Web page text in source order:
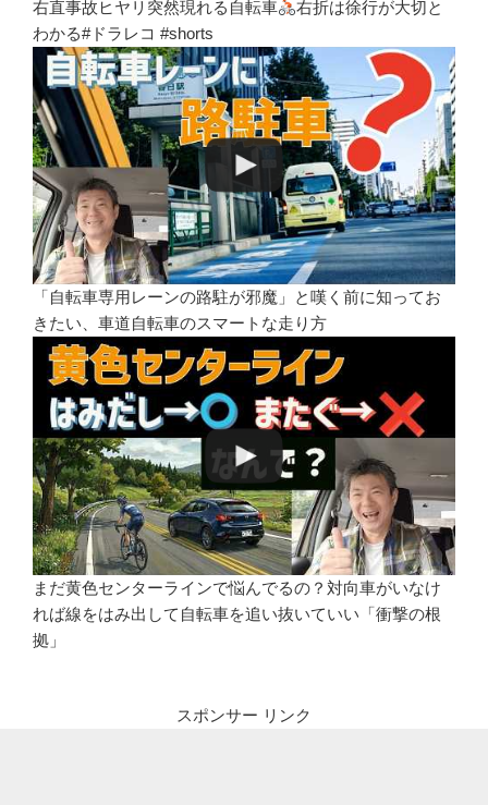
右直事故ヒヤリ突然現れる自転車
右折は徐行が大切と
わかる#ドラレコ #shorts
「自転車専用レーンの路駐が邪魔」と嘆く前に知ってお
きたい、車道自転車のスマートな走り方
まだ黄色センターラインで悩んでるの？対向車がいなけ
れば線をはみ出して自転車を追い抜いていい「衝撃の根
拠」
スポンサー リンク